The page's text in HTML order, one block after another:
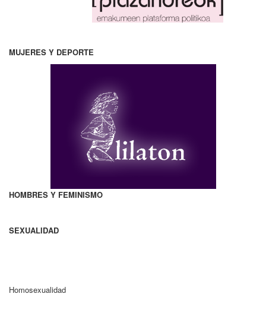
MUJERES Y DEPORTE
HOMBRES Y FEMINISMO
SEXUALIDAD
Homosexualidad